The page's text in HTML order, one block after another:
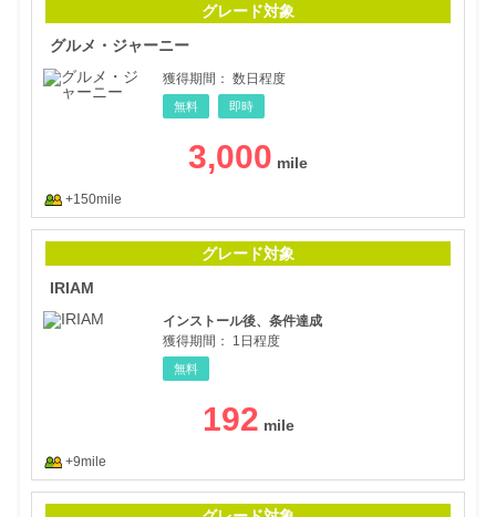
グレード対象
グルメ・ジャーニー
獲得期間： 数日程度
無料 即時
3,000
+150mile
グレード対象
IRIAM
インストール後、条件達成
獲得期間：
1日程度
無料
192
+9mile